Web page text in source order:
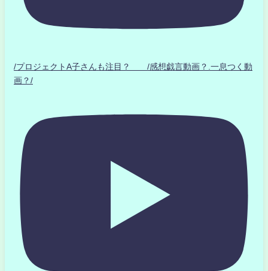
/プロジェクトA子さんも注目？ /感想戯言動画？.一息つく動
画？/